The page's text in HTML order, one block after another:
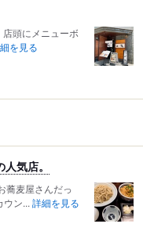
頭にメニューボ
を見る
気店。
蕎麦屋さんだっ
ン... 詳細を見る